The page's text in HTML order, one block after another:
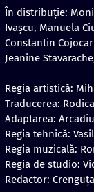
În distribuție:
Ivaşcu, Manuela
Constantin
Jeanine
Regia artistică:
Traducerea:
Adaptarea:
Regia tehnică:
Regia muzicală:
Regia de studio:
Redactor: